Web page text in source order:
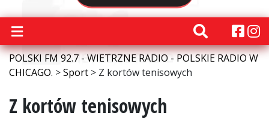
POLSKI FM 92.7 - WIETRZNE RADIO - POLSKIE RADIO W
CHICAGO. >Sport > Z kortów tenisowych
Z kortów tenisowych